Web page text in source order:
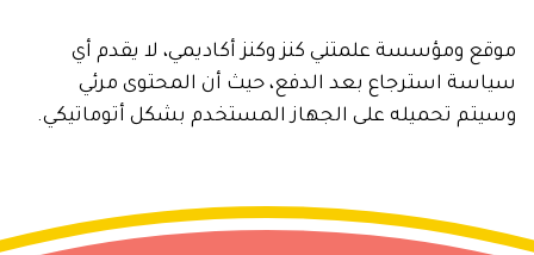
موقع ومؤسسة علمتني كنز وكنز أكاديمي، لا يقدم أي
سياسة استرجاع بعد الدفع، حيث أن المحتوى مرئي
وسيتم تحميله على الجهاز المستخدم بشكل أتوماتيكي.